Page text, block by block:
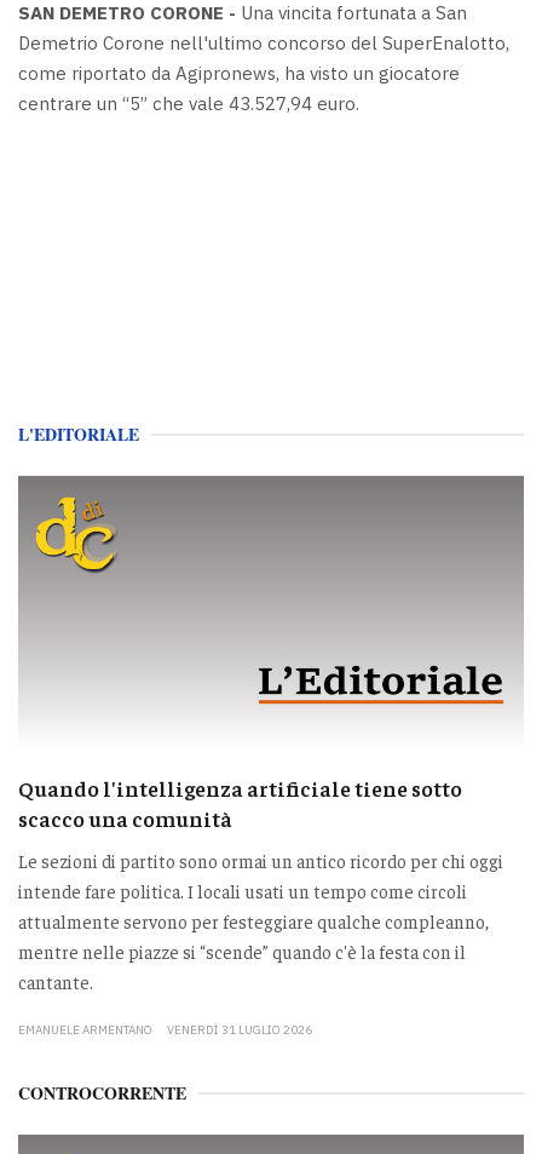
SAN DEMETRO CORONE - Una vincita fortunata a San
Demetrio Corone nell'ultimo concorso del SuperEnalotto,
come riportato da Agipronews, ha visto un giocatore
centrare un “5” che vale 43.527,94 euro.
L'EDITORIALE
Quando l'intelligenza artificiale tiene sotto
scacco una comunità
Le sezioni di partito sono ormai un antico ricordo per chi oggi
intende fare politica. I locali usati un tempo come circoli
attualmente servono per festeggiare qualche compleanno,
mentre nelle piazze si “scende” quando c'è la festa con il
cantante.
EMANUELE ARMENTANO VENERDÌ 31 LUGLIO 2026
CONTROCORRENTE